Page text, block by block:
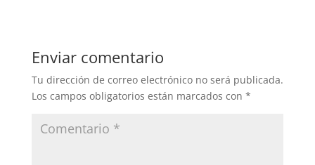
Enviar comentario
Tu dirección de correo electrónico no será publicada.
Los campos obligatorios están marcados con *